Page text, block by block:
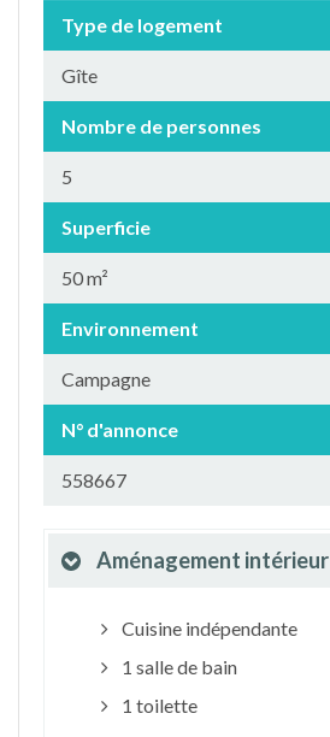
Type de logement
Gîte
Nombre de personnes
5
Superficie
50 m²
Environnement
Campagne
N° d'annonce
558667
Aménagement intérieur
Cuisine indépendante
1 salle de bain
1 toilette